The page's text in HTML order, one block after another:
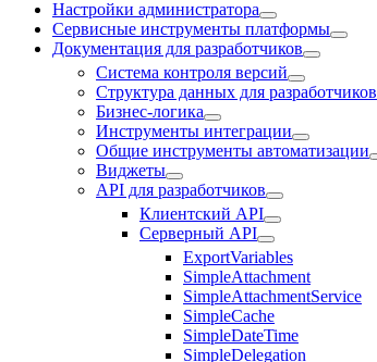
Настройки администратора
Сервисные инструменты платформы
Документация для разработчиков
Система контроля версий
Структура данных для разработчиков
Бизнес-логика
Инструменты интеграции
Общие инструменты автоматизации
Виджеты
API для разработчиков
Клиентский API
Серверный API
ExportVariables
SimpleAttachment
SimpleAttachmentService
SimpleCache
SimpleDateTime
SimpleDelegation